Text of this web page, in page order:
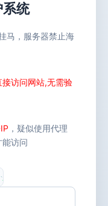
统
马，服务器禁止海
访问网站,无需验
，疑似使用代理
能访问